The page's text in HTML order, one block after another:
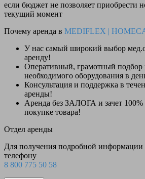
если бюджет не позволяет приобрести
текущий момент
Почему аренда в MEDIFLEX |
У нас самый широкий выбор
аренду!
Оперативный, грамотный подбор
необходимого оборудования в
Консультация и поддержка в
аренды!
Аренда без ЗАЛОГА и зачет 100%
покупке товара!
Отдел аренды
Для получения подробной информации
телефону
8 800 775 50 58